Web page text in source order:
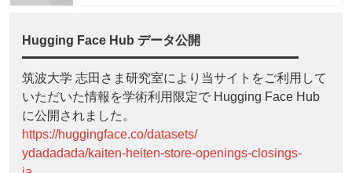
Hugging Face Hub データ公開
筑波大学 志田さま研究室により当サイトをご利用して
いただいた情報を学術利用限定で Hugging Face Hub
に公開されました。
https://huggingface.co/datasets/
ydadadada/kaiten-heiten-store-openings-closings-